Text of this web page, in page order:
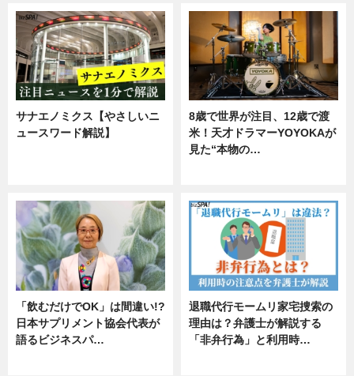
サナエノミクス【やさしいニ
ュースワード解説】
8歳で世界が注目、12歳で渡
米！天才ドラマーYOYOKAが
見た“本物の…
「飲むだけでOK」は間違い!?
日本サプリメント協会代表が
語るビジネスパ…
退職代行モームリ家宅捜索の
理由は？弁護士が解説する
「非弁行為」と利用時…